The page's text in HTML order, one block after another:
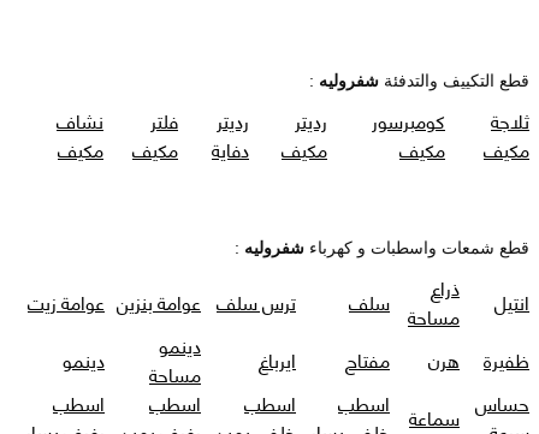
قطع التكييف والتدفئة شفروليه :
ثلاجة
مكيف
كومبرسور
مكيف
رديتر
مكيف
رديتر
دفاية
فلتر
مكيف
نشاف
مكيف
قطع شمعات واسطبات و كهرباء شفروليه :
انتيل
ذراع
مساحة سلف ترس سلف عوامة بنزين عوامة زيت
ظفيرة
هرن مفتاح ايرباغ
دينمو
مساحة
دينمو
حساس سماعة اسطب
اسطب
اسطب
اسطب